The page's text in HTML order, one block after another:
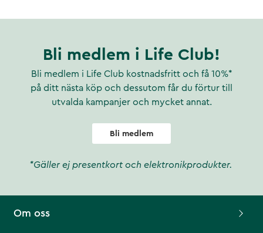
Bli medlem i Life Club!
Bli medlem i Life Club kostnadsfritt och få 10%*
på ditt nästa köp och dessutom får du förtur till
utvalda kampanjer och mycket annat.
Bli medlem
*Gäller ej presentkort och elektronikprodukter.
Om oss